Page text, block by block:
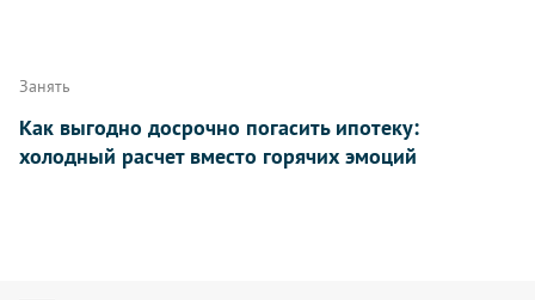
Занять
Как выгодно досрочно погасить ипотеку:
холодный расчет вместо горячих эмоций